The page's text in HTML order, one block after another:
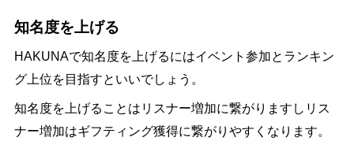
知名度を上げる
HAKUNAで知名度を上げるにはイベント参加とランキン
グ上位を目指すといいでしょう。
知名度を上げることはリスナー増加に繋がりますしリス
ナー増加はギフティング獲得に繋がりやすくなります。